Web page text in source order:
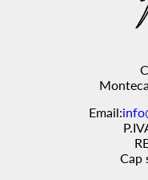
Email:
Cap